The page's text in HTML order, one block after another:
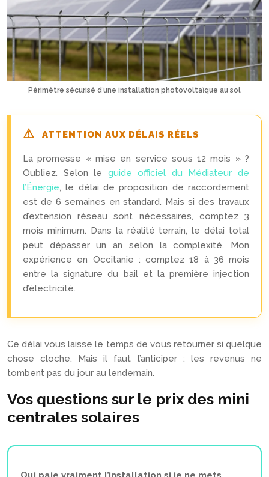
Périmètre sécurisé d’une installation photovoltaïque au sol
ATTENTION AUX DÉLAIS RÉELS
La promesse « mise en service sous 12 mois » ?
Oubliez. Selon le guide officiel du Médiateur de
l’Énergie, le délai de proposition de raccordement
est de 6 semaines en standard. Mais si des travaux
d’extension réseau sont nécessaires, comptez 3
mois minimum. Dans la réalité terrain, le délai total
peut dépasser un an selon la complexité. Mon
expérience en Occitanie : comptez 18 à 36 mois
entre la signature du bail et la première injection
d’électricité.
Ce délai vous laisse le temps de vous retourner si quelque
chose cloche. Mais il faut l’anticiper : les revenus ne
tombent pas du jour au lendemain.
Vos questions sur le prix des mini
centrales solaires